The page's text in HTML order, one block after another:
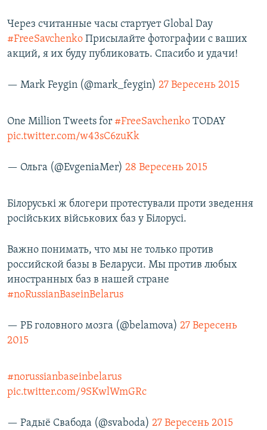
Через считанные часы стартует Global Day
#FreeSavchenko Присылайте фотографии с ваших
акций, я их буду публиковать. Спасибо и удачи!
— Mark Feygin (@mark_feygin) 27 Вересень 2015
One Million Tweets for #FreeSavchenko TODAY
pic.twitter.com/w43sC6zuKk
— Ольга (@EvgeniaMer) 28 Вересень 2015
Білоруські ж блогери протестували проти зведення
російських військових баз у Білорусі.
Важно понимать, что мы не только против
российской базы в Беларуси. Мы против любых
иностранных баз в нашей стране
#noRussianBaseinBelarus
— РБ головного мозга (@belamova) 27 Вересень
2015
#norussianbaseinbelarus
pic.twitter.com/9SKwlWmGRc
— Радыё Свабода (@svaboda) 27 Вересень 2015